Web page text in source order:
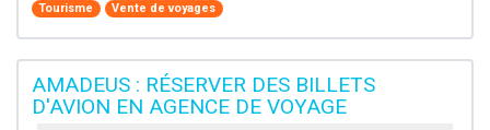
Tourisme Vente de voyages
AMADEUS : RÉSERVER DES BILLETS
D'AVION EN AGENCE DE VOYAGE